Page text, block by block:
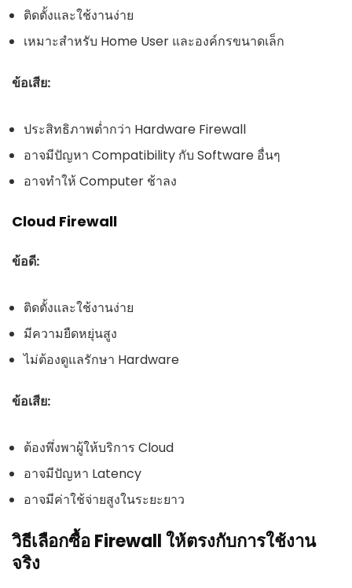
ติดตั้งและใช้งานง่าย
เหมาะสำหรับ Home User และองค์กรขนาดเล็ก
ข้อเสีย:
ประสิทธิภาพต่ำกว่า Hardware Firewall
อาจมีปัญหา Compatibility กับ Software อื่นๆ
อาจทำให้ Computer ช้าลง
Cloud Firewall
ข้อดี:
ติดตั้งและใช้งานง่าย
มีความยืดหยุ่นสูง
ไม่ต้องดูแลรักษา Hardware
ข้อเสีย:
ต้องพึ่งพาผู้ให้บริการ Cloud
อาจมีปัญหา Latency
อาจมีค่าใช้จ่ายสูงในระยะยาว
วิธีเลือกซื้อ Firewall ให้ตรงกับการใช้งาน
จริง